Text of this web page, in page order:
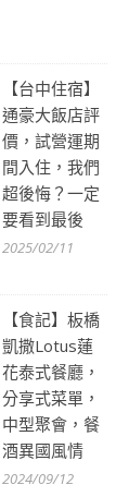
【台中住宿】
通豪大飯店評
價，試營運期
間入住，我們
超後悔？一定
要看到最後
2025/02/11
【食記】板橋
凱撒Lotus蓮
花泰式餐廳，
分享式菜單，
中型聚會，餐
酒異國風情
2024/09/12